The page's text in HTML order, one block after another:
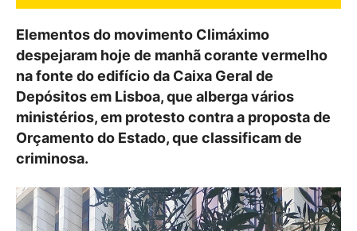
Elementos do movimento Climáximo
despejaram hoje de manhã corante vermelho
na fonte do edifício da Caixa Geral de
Depósitos em Lisboa, que alberga vários
ministérios, em protesto contra a proposta de
Orçamento do Estado, que classificam de
criminosa.